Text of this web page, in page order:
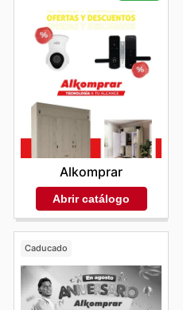
Alkomprar
Abrir catálogo
Caducado